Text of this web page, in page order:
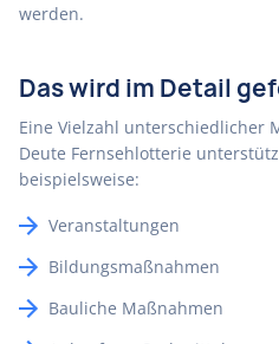
werden.
Das wird im Detail
Eine Vielzahl unterschiedlicher
Deute Fernsehlotterie
beispielsweise:
Veranstaltungen
Bildungsmaßnahmen
Bauliche Maßnahmen